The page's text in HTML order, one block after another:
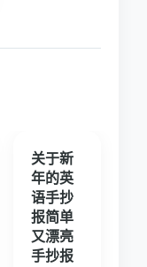
关于新
年的英
语手抄
报简单
又漂亮
手抄报